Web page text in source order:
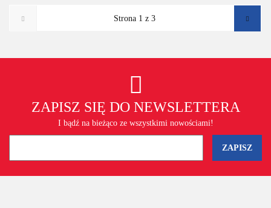
ZAPISZ SIĘ DO NEWSLETTERA
I bądź na bieżąco ze wszystkimi nowościami!